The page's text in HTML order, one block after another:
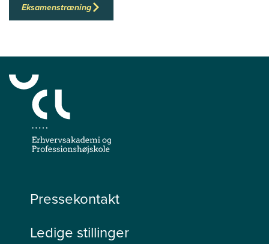
Eksamenstræning
Pressekontakt
Ledige stillinger